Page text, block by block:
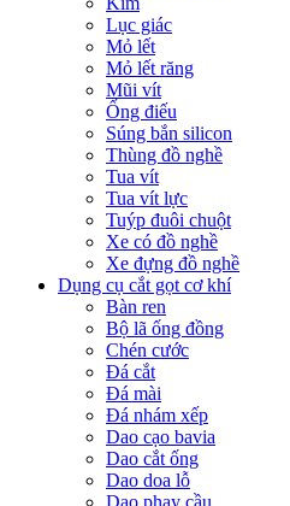
Lục giác
Mỏ lết
Mỏ lết răng
Mũi vít
Ống điếu
Súng bắn silicon
Thùng đồ nghề
Tua vít
Tua vít lực
Tuýp đuôi chuột
Xe có đồ nghề
Xe đựng đồ nghề
Dụng cụ cắt gọt cơ khí
Bàn ren
Bộ lã ống đồng
Chén cước
Đá cắt
Đá mài
Đá nhám xếp
Dao cạo bavia
Dao cắt ống
Dao doa lỗ
Dao phay cầu